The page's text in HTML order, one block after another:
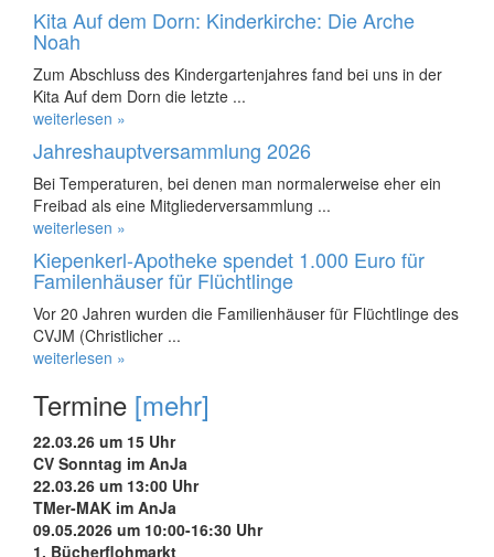
Kita Auf dem Dorn: Kinderkirche: Die Arche
Noah
Zum Abschluss des Kindergartenjahres fand bei uns in der
Kita Auf dem Dorn die letzte ...
weiterlesen »
Jahreshauptversammlung 2026
Bei Temperaturen, bei denen man normalerweise eher ein
Freibad als eine Mitgliederversammlung ...
weiterlesen »
Kiepenkerl-Apotheke spendet 1.000 Euro für
Familenhäuser für Flüchtlinge
Vor 20 Jahren wurden die Familienhäuser für Flüchtlinge des
CVJM (Christlicher ...
weiterlesen »
Termine [mehr]
22.03.26 um 15 Uhr
CV Sonntag im AnJa
22.03.26 um 13:00 Uhr
TMer-MAK im AnJa
09.05.2026 um 10:00-16:30 Uhr
1. Bücherflohmarkt